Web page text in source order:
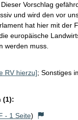
Vorschlag
und wird den vor
hat hier mit der
europäische
werden muss.
RV hierzu]; Sonstiges
(1):
- 1 Seite)